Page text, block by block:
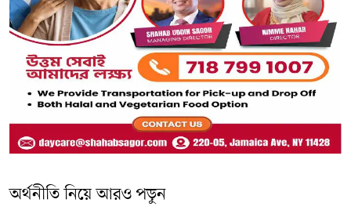
অর্থনীতি নিয়ে আরও পড়ুন